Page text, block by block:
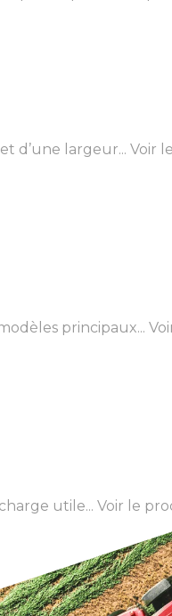
d’une largeur... Voir
principaux...
utile... Voir le